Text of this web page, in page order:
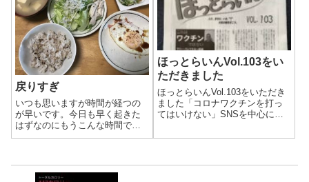
戻りすぎ
いつも思いますが時間が経つの
が早いです。今日も早く起きた
はずなのにもうこんな時間で
す。
ほっとらいんVol.103をい
ただきました
ほっとらいんVol.103をいただき
ました「コロナワクチンを打っ
てはいけない」SNSを中心によ
先生が発信することが陰謀論と